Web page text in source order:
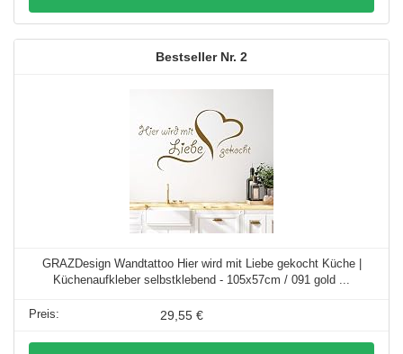
2
GRAZDesign Wandtattoo Hier wird mit Liebe gekocht Küche |
Küchenaufkleber selbstklebend - 105x57cm / 091 gold ...
29,55 €